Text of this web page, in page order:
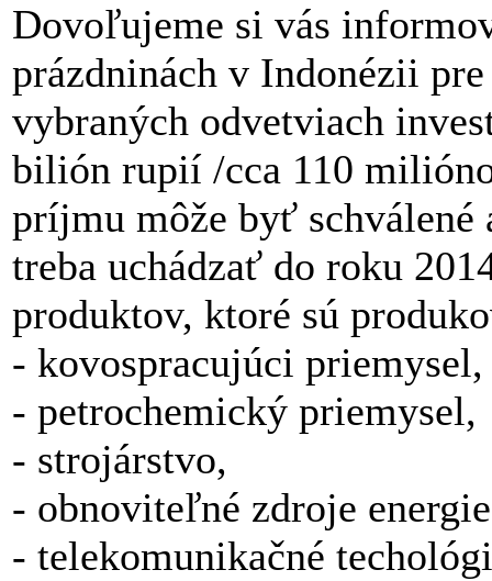
Dovoľujeme si vás
prázdninách v Indonézii
vybraných odvetviach
bilión rupií /cca 110
príjmu môže byť schválené
treba uchádzať do roku
produktov, ktoré sú
- kovospracujúci priemysel,
- petrochemický priemysel,
- strojárstvo,
- obnoviteľné zdroje
- telekomunikačné